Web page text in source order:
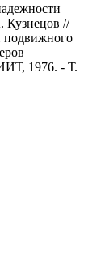
Кузнецов //
подвижного
1976. - Т.